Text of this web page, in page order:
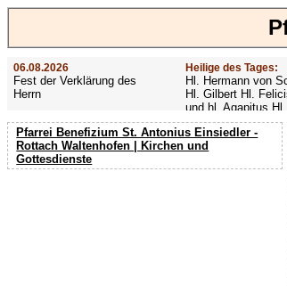
06.08.2026
Fest der Verklärung des
Herrn
Heilige des Tages:
Hl. Hermann von
Hl. Gilbert Hl.
und hl. Agapitus Hl.
Gezelinus (Gozelin)
Pfarrei Benefizium St. Antonius Einsiedler -
Rottach Waltenhofen | Kirchen und
Gottesdienste